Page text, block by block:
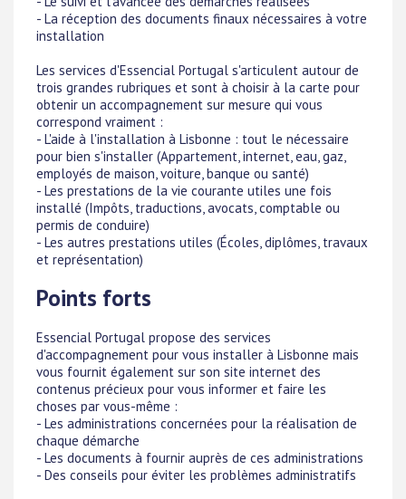
- La réception des documents finaux nécessaires à votre
installation
Les services d'Essencial Portugal s'articulent autour de
trois grandes rubriques et sont à choisir à la carte pour
obtenir un accompagnement sur mesure qui vous
correspond vraiment :
- L'aide à l'installation à Lisbonne : tout le nécessaire
pour bien s'installer (Appartement, internet, eau, gaz,
employés de maison, voiture, banque ou santé)
- Les prestations de la vie courante utiles une fois
installé (Impôts, traductions, avocats, comptable ou
permis de conduire)
- Les autres prestations utiles (Écoles, diplômes, travaux
et représentation)
Points forts
Essencial Portugal propose des services
d'accompagnement pour vous installer à Lisbonne mais
vous fournit également sur son site internet des
contenus précieux pour vous informer et faire les
choses par vous-même :
- Les administrations concernées pour la réalisation de
chaque démarche
- Les documents à fournir auprès de ces administrations
- Des conseils pour éviter les problèmes administratifs